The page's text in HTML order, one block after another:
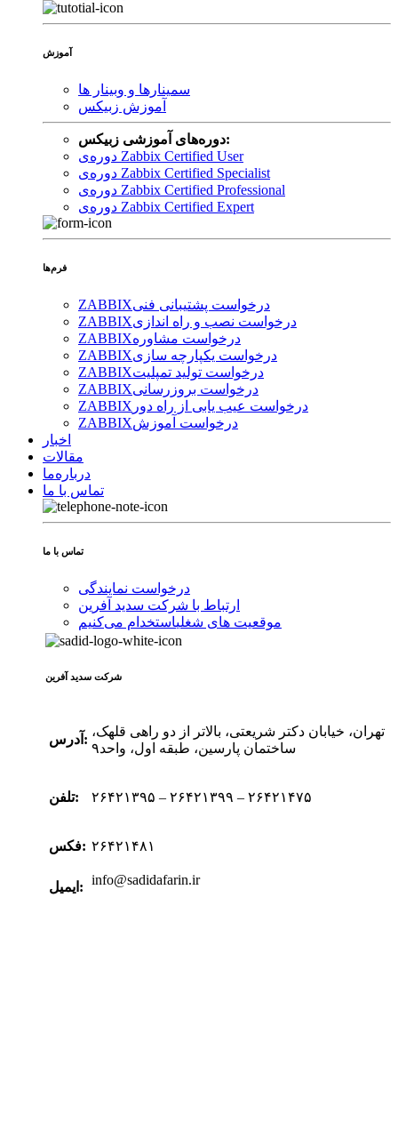
آموزش
سمینارها و وبینار ها
آموزش زبیکس
دوره‌های آموزشی زبیکس:
دوره‌ی Zabbix Certified User
دوره‌ی Zabbix Certified Specialist
دوره‌ی Zabbix Certified Professional
دوره‌ی Zabbix Certified Expert
فرم‌ها
ZABBIXدرخواست پشتیبانی فنی
ZABBIXدرخواست نصب و راه اندازی
ZABBIXدرخواست مشاوره
ZABBIXدرخواست یکپارچه سازی
ZABBIXدرخواست تولید تمپلیت
ZABBIXدرخواست بروزرسانی
ZABBIX درخواست عیب یابی از راه دور
ZABBIXدرخواست آموزش
اخبار
مقالات
درباره‌ما
تماس با ما
تماس با ما
درخواست نمایندگی
ارتباط با شرکت سدید آفرین
موقعیت های شغلیاستخدام ‌می‌کنیم
شرکت سدید‌ آفرین
آدرس:
تهران، خیابان دکتر شریعتی، بالاتر از دو راهی قلهک،
ساختمان پارسین، طبقه اول، واحد۹
تلفن: ۲۶۴۲۱۳۹۵ – ۲۶۴۲۱۳۹۹ – ۲۶۴۲۱۴۷۵
فکس: ۲۶۴۲۱۴۸۱
ایمیل: info@sadidafarin.ir